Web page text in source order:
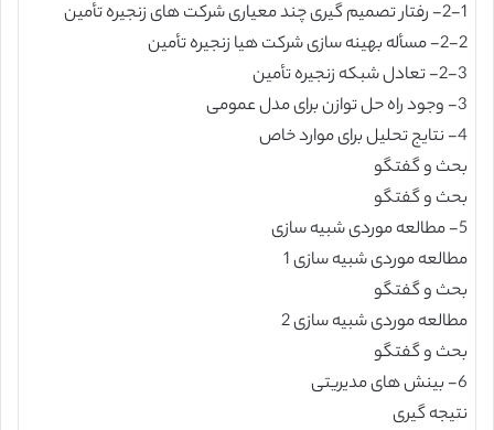
2-1- رفتار تصمیم گیری چند معیاری شرکت های زنجیره تأمین
2-2- مسأله بهینه سازی شرکت هیا زنجیره تأمین
2-3- تعادل شبکه زنجیره تأمین
3- وجود راه حل توازن برای مدل عمومی
4- نتایج تحلیل برای موارد خاص
بحث و گفتگو
بحث و گفتگو
5- مطالعه موردی شبیه سازی
مطالعه موردی شبیه سازی 1
بحث و گفتگو
مطالعه موردی شبیه سازی 2
بحث و گفتگو
6- بینش های مدیریتی
نتیجه گیری